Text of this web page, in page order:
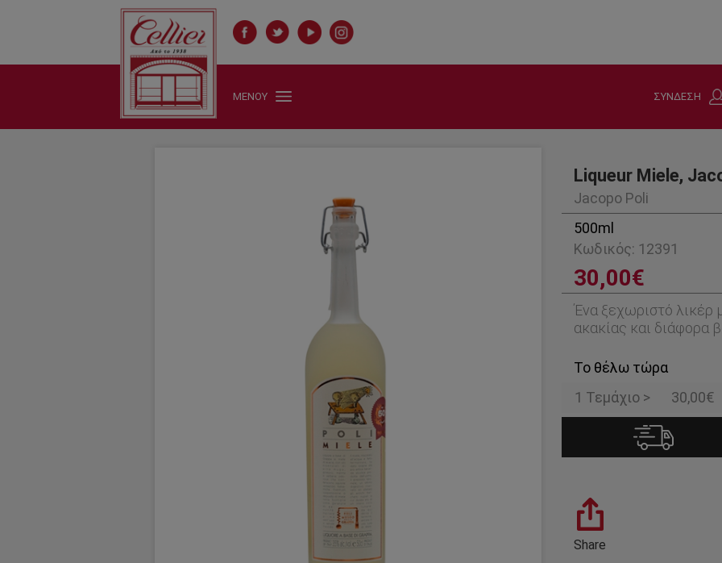
ΜΕΝΟΥ ΣΥΝΔΕΣΗ
Liqueur Miele,
Jacopo Poli
500ml
Κωδικός: 12391
30,00€
Ένα ξεχωριστό λικέρ
ακακίας και διάφορα
Το θέλω τώρα
1 Τεμάχιο >
30,00€
Share